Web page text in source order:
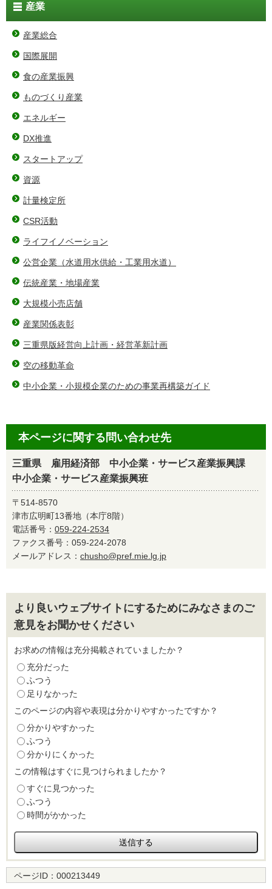
産業
産業総合
国際展開
食の産業振興
ものづくり産業
エネルギー
DX推進
スタートアップ
資源
計量検定所
CSR活動
ライフイノベーション
公営企業（水道用水供給・工業用水道）
伝統産業・地場産業
大規模小売店舗
産業関係表彰
三重県版経営向上計画・経営革新計画
空の移動革命
中小企業・小規模企業のための事業再構築ガイド
本ページに関する問い合わせ先
三重県 雇用経済部 中小企業・サービス産業振興課
中小企業・サービス産業振興班
〒514-8570
津市広明町13番地（本庁8階）
電話番号： 059-224-2534
ファクス番号：059-224-2078
メールアドレス： chusho@pref.mie.lg.jp
より良いウェブサイトにするためにみなさまのご
意見をお聞かせください
お求めの情報は充分掲載されていましたか？
充分だった
ふつう
足りなかった
このページの内容や表現は分かりやすかったですか？
分かりやすかった
ふつう
分かりにくかった
この情報はすぐに見つけられましたか？
すぐに見つかった
ふつう
時間がかかった
ページID： 000213449